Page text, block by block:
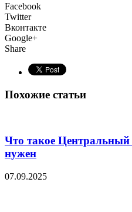
Facebook
Twitter
Вконтакте
Google+
Share
Похожие статьи
Что такое Центральный
нужен
07.09.2025